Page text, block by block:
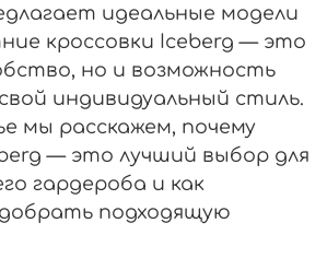
идеальные модели
кроссовки Iceberg — это
но и возможность
индивидуальный стиль.
мы расскажем, почему
— это лучший выбор для
гардероба и как
подходящую